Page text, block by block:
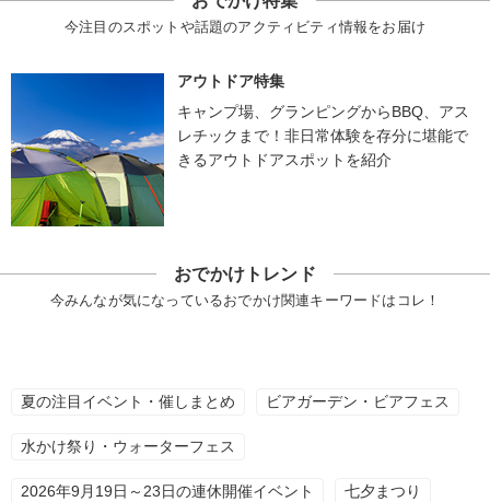
今注目のスポットや話題のアクティビティ情報をお届け
アウトドア特集
キャンプ場、グランピングからBBQ、アス
レチックまで！非日常体験を存分に堪能で
きるアウトドアスポットを紹介
おでかけトレンド
今みんなが気になっているおでかけ関連キーワードはコレ！
夏の注目イベント・催しまとめ ビアガーデン・ビアフェス
水かけ祭り・ウォーターフェス
2026年9月19日～23日の連休開催イベント 七夕まつり